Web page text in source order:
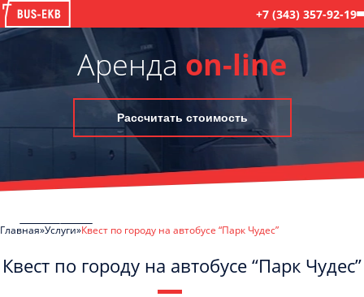
+7 (343) 357-92-19
Аренда on-line
Рассчитать стоимость
Главная Услуги Квест по городу на автобусе “Парк Чудес”
Квест по городу на автобусе “Парк Чудес”